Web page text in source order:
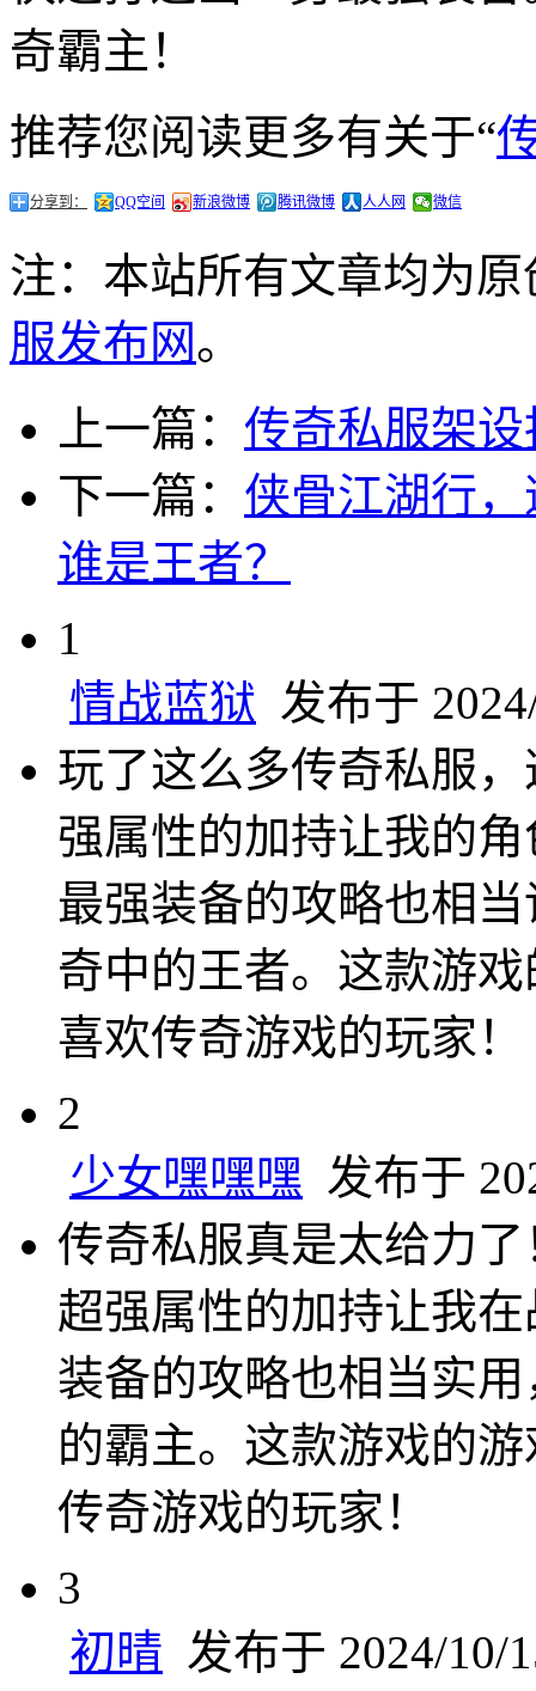
奇霸主！
推荐您阅读更多有关于“
分享到： QQ空间 新浪微博 腾讯微博 人人网 微信
注：本站所有文章均为
服发布网。
上一篇： 传奇私服架
下一篇： 侠骨江湖行
谁是王者？
1
情战蓝狱 发布于
玩了这么多传奇私服
强属性的加持让我的
最强装备的攻略也相
奇中的王者。这款游
喜欢传奇游戏的玩家！
2
少女嘿嘿嘿 发布于
传奇私服真是太给力
超强属性的加持让我
装备的攻略也相当实
的霸主。这款游戏的
传奇游戏的玩家！
3
初晴 发布于 2024/10/